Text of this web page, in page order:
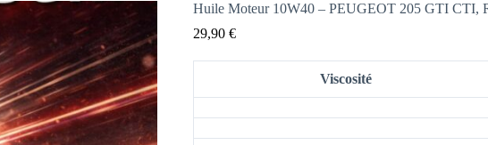
Huile Moteur 10W40 – PEUGEOT 205 GTI CTI,
29,90€
Viscosité